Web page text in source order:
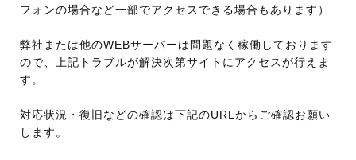
フォンの場合など一部でアクセスできる場合もあります）
弊社または他のWEBサーバーは問題なく稼働しております
ので、上記トラブルが解決次第サイトにアクセスが行えま
す。
対応状況・復旧などの確認は下記のURLからご確認お願い
します。